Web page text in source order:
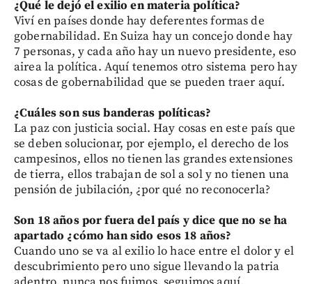
¿Qué le dejó el exilio en materia política?
Viví en países donde hay deferentes formas de
gobernabilidad. En Suiza hay un concejo donde hay
7 personas, y cada año hay un nuevo presidente, eso
airea la política. Aquí tenemos otro sistema pero hay
cosas de gobernabilidad que se pueden traer aquí.
¿Cuáles son sus banderas políticas?
La paz con justicia social. Hay cosas en este país que
se deben solucionar, por ejemplo, el derecho de los
campesinos, ellos no tienen las grandes extensiones
de tierra, ellos trabajan de sol a sol y no tienen una
pensión de jubilación, ¿por qué no reconocerla?
Son 18 años por fuera del país y dice que no se ha
apartado ¿cómo han sido esos 18 años?
Cuando uno se va al exilio lo hace entre el dolor y el
descubrimiento pero uno sigue llevando la patria